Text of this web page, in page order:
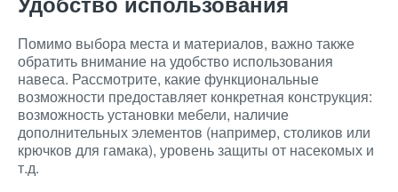
Помимо выбора места и материалов, важно также
обратить внимание на удобство использования
навеса. Рассмотрите, какие функциональные
возможности предоставляет конкретная конструкция:
возможность установки мебели, наличие
дополнительных элементов (например, столиков или
крючков для гамака), уровень защиты от насекомых и
т.д.